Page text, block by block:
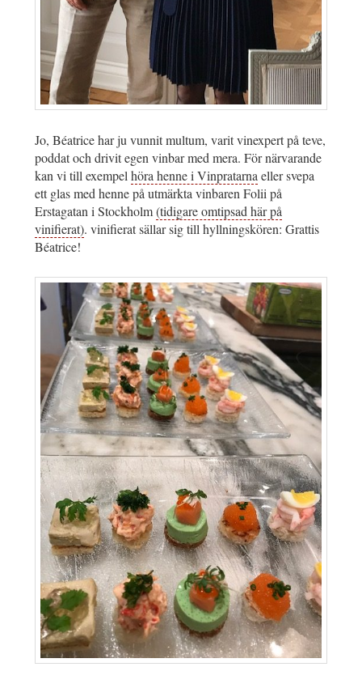
Jo, Béatrice har ju vunnit multum, varit vinexpert på teve,
poddat och drivit egen vinbar med mera. För närvarande
kan vi till exempelhöra henne i Vinpratarnaeller svepa
ett glas med henne på utmärkta vinbaren Folii på
Erstagatan i Stockholm(tidigare omtipsad här på
vinifierat). vinifierat sällar sig till hyllningskören: Grattis
Béatrice!